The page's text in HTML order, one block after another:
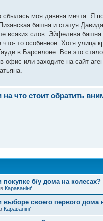
сбылась моя давняя мечта. Я
башня и статуя
всяких слов. Эйфелева
что- то особенное. Хотя
в Барселоне. Все это
или заходите на сайт
что стоит обратить
б/у дома на колесах?
Караванінґ
своего первого дома
Караванінґ